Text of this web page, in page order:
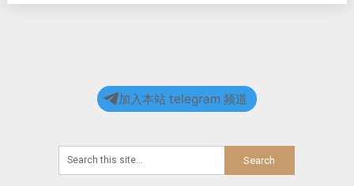
加入本站 telegram 频道